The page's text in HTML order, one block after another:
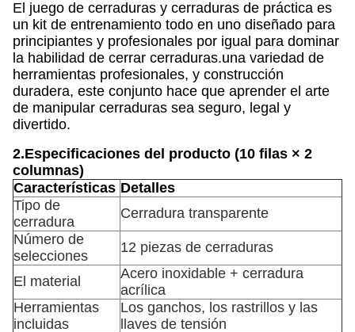
El juego de cerraduras y cerraduras de práctica es
un kit de entrenamiento todo en uno diseñado para
principiantes y profesionales por igual para dominar
la habilidad de cerrar cerraduras.una variedad de
herramientas profesionales, y construcción
duradera, este conjunto hace que aprender el arte
de manipular cerraduras sea seguro, legal y
divertido.
2.Especificaciones del producto (10 filas × 2
columnas)
Características Detalles
Tipo de
cerradura
Cerradura transparente
Número de
selecciones
12 piezas de cerraduras
El material
Acero inoxidable + cerradura
acrílica
Herramientas
incluidas
Los ganchos, los rastrillos y las
llaves de tensión